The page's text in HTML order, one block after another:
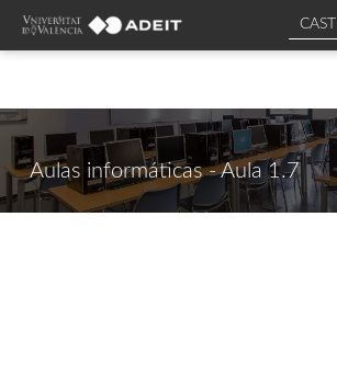
CAST
Aulas informáticas - Aula 1.7